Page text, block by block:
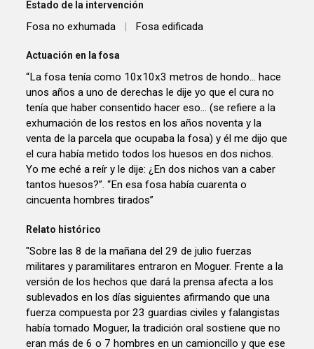
Estado de la intervención
Fosa no exhumada | Fosa edificada
Actuación en la fosa
“La fosa tenía como 10x10x3 metros de hondo... hace
unos años a uno de derechas le dije yo que el cura no
tenía que haber consentido hacer eso... (se refiere a la
exhumación de los restos en los años noventa y la
venta de la parcela que ocupaba la fosa) y él me dijo que
el cura había metido todos los huesos en dos nichos.
Yo me eché a reír y le dije: ¿En dos nichos van a caber
tantos huesos?”. “En esa fosa había cuarenta o
cincuenta hombres tirados”
Relato histórico
"Sobre las 8 de la mañana del 29 de julio fuerzas
militares y paramilitares entraron en Moguer. Frente a la
versión de los hechos que dará la prensa afecta a los
sublevados en los días siguientes afirmando que una
fuerza compuesta por 23 guardias civiles y falangistas
había tomado Moguer, la tradición oral sostiene que no
eran más de 6 o 7 hombres en un camioncillo y que ese